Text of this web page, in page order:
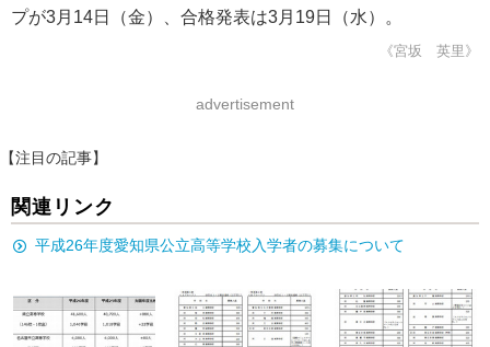
プが3月14日（金）、合格発表は3月19日（水）。
《宮坂 英里》
advertisement
【注目の記事】
関連リンク
平成26年度愛知県公立高等学校入学者の募集について